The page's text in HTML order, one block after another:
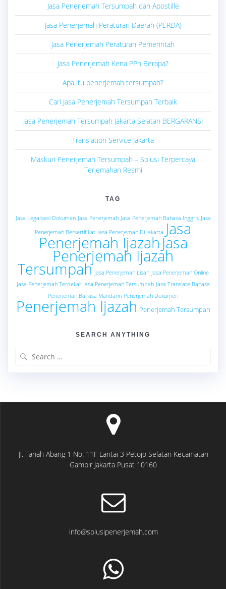
Jasa Penerjemah Tersumpah dan Apostille
Jasa Penerjemah Peraturan Daerah (PERDA)
Jasa Penerjemah Peraturan Pemerintah
Jasa Penerjemah Kena PPh Berapa?
Apa itu penerjemah tersumpah?
Cari Jasa Penerjemah Tersumpah Terbaik
Jasa Penerjemah Tersumpah Jakarta Selatan BERGARANSI
Translation Service Jakarta
Maskuri Penerjemah Tersumpah – Solusi Terpercaya
Terjemahan Resmi
TAG
Jasa Legalisasi Dokumen Jasa Penerjemah Jasa Penerjemah Bahasa Inggris Jasa
Penerjemah Bersertifikat Jasa Penerjemah Di Jakarta Jasa
Penerjemah Ijazah Jasa
Penerjemah Ijazah
Tersumpah Jasa Penerjemah Lisan Jasa Penerjemah Online
Jasa Penerjemah Terdekat Jasa Penerjemah Tersumpah Jasa Translate Bahasa
Penerjemah Bahasa Mandarin Penerjemah Dokumen
Penerjemah Ijazah Penerjemah Tersumpah
SEARCH ANYTHING
Jl. Tanah Abang 1 No. 11F Lantai 3 Petojo Selatan Kecamatan
Gambir Jakarta Pusat 10160
info@solusipenerjemah.com